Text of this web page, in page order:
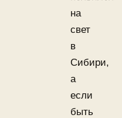
на
свет
в
Сибири,
а
если
быть